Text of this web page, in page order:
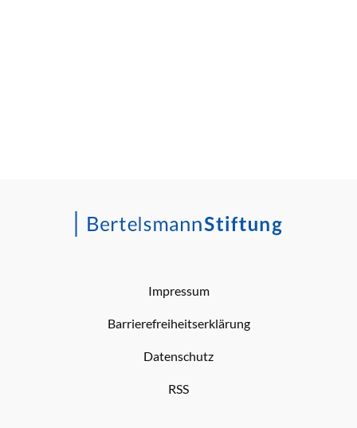
Impressum
Barrierefreiheitserklärung
Datenschutz
RSS